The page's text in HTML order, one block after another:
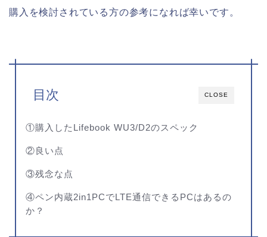
購入を検討されている方の参考になれば幸いです。
CLOSE
目次
①購入したLifebook WU3/D2のスペック
②良い点
③残念な点
④ペン内蔵2in1PCでLTE通信できるPCはあるの
か？